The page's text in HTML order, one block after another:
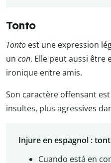
Tonto
Tonto est une expression
un con. Elle peut aussi être
ironique entre amis.
Son caractère offensant
insultes, plus agressives
Injure en espagnol :
Cuando está en